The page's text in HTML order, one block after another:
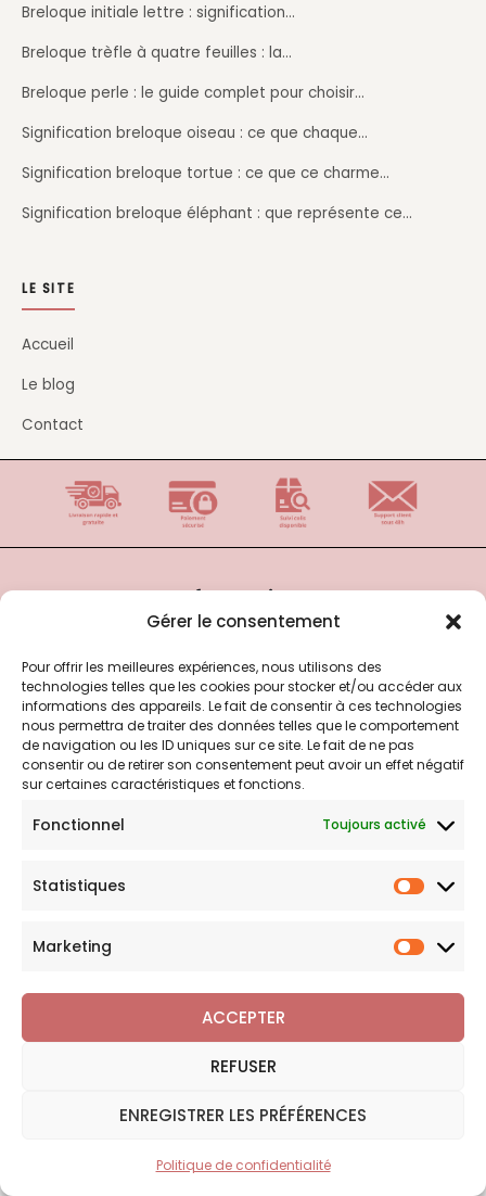
Gérer le consentement
Pour offrir les meilleures expériences, nous utilisons des
technologies telles que les cookies pour stocker et/ou accéder aux
informations des appareils. Le fait de consentir à ces technologies
nous permettra de traiter des données telles que le comportement
de navigation ou les ID uniques sur ce site. Le fait de ne pas
consentir ou de retirer son consentement peut avoir un effet négatif
sur certaines caractéristiques et fonctions.
Fonctionnel Toujours activé
Statistiques
Marketing
ACCEPTER
REFUSER
ENREGISTRER LES PRÉFÉRENCES
Politique de confidentialité
FILTRER
Breloque initiale lettre : signification…
Breloque trèfle à quatre feuilles : la…
Breloque perle : le guide complet pour choisir…
Signification breloque oiseau : ce que chaque…
Signification breloque tortue : ce que ce charme…
Signification breloque éléphant : que représente ce…
LE SITE
Accueil
Le blog
Contact
Informations
FAQ
A propos
Mon compte
Conditions générales de vente et d’utilisation
Bijouterie en ligne
Bijoux Breloque est votre boutique en ligne de référence sur
bijoux ou une demande sur votre commande,